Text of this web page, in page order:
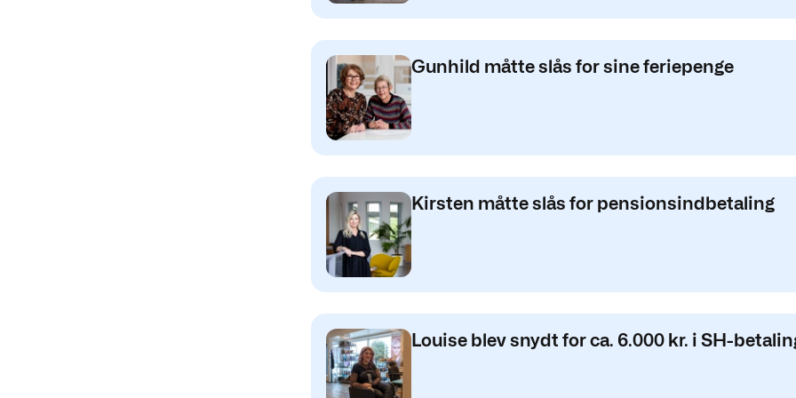
Gunhild måtte slås for sine feriepenge
Kirsten måtte slås for pensionsindbetaling
Louise blev snydt for ca. 6.000 kr. i SH-